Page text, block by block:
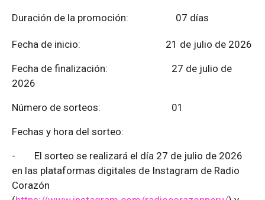
Duración de la promoción: 07 días
Fecha de inicio: 21 de julio de 2026
Fecha de finalización:
27 de julio de
2026
Número de sorteos: 01
Fechas y hora del sorteo:
- El sorteo se realizará el día 27 de julio de 2026
en las plataformas digitales de Instagram de Radio
Corazón